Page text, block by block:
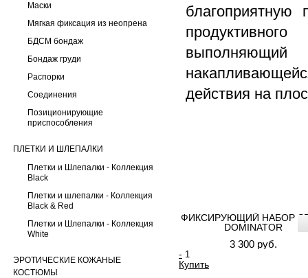
Маски
Мягкая фиксация из неопрена
БДСМ бондаж
Бондаж груди
Распорки
Соединения
Позиционирующие
приспособления
ПЛЕТКИ И ШЛЕПАЛКИ
Плетки и Шлепалки - Коллекция
Black
Плетки и шлепалки - Коллекция
Black & Red
Плетки и Шлепалки - Коллекция
White
ЭРОТИЧЕСКИЕ КОЖАНЫЕ
КОСТЮМЫ
благоприятную
действия на
ФИКСИРУЮЩИЙ НАБОР
DOMINATOR
3 300 руб.
-
Купить